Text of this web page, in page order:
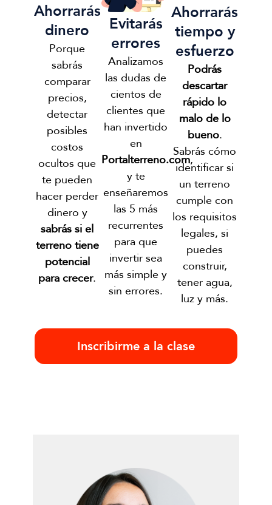
Ahorrarás
dinero
Porque
sabrás
comparar
precios,
detectar
posibles
costos
ocultos que
te pueden
hacer perder
dinero y
sabrás si el
terreno tiene
potencial
para crecer.
Evitarás
errores
Analizamos
las dudas de
cientos de
clientes que
han invertido
en
Portalterreno.com,
y te
enseñaremos
las 5 más
recurrentes
para que
invertir sea
más simple y
sin errores.
Ahorrarás
tiempo y
esfuerzo
Podrás
descartar
rápido lo
malo de lo
bueno.
Sabrás cómo
identificar si
un terreno
cumple con
los requisitos
legales, si
puedes
construir,
tener agua,
luz y más.
Inscribirme a la clase